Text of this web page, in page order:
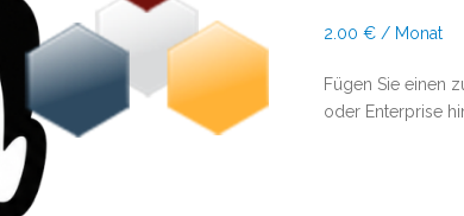
2.00€ / Monat
Fügen Sie einen
oder Enterprise